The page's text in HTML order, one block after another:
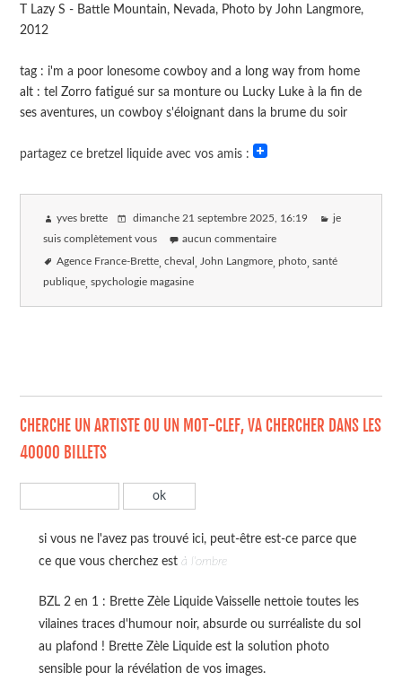
T Lazy S - Battle Mountain, Nevada, Photo by John Langmore,
2012
tag : i'm a poor lonesome cowboy and a long way from home
alt : tel Zorro fatigué sur sa monture ou Lucky Luke à la fin de
ses aventures, un cowboy s'éloignant dans la brume du soir
partagez ce bretzel liquide avec vos amis :
yves brette dimanche 21 septembre 2025, 16:19 je
suis complètement vous aucun commentaire
Agence France-Brette cheval John Langmore photo santé
publique spychologie magasine
CHERCHE UN ARTISTE OU UN MOT-CLEF, VA CHERCHER DANS LES
40000 BILLETS
si vous ne l'avez pas trouvé ici, peut-être est-ce parce que
ce que vous cherchez est à l'ombre
BZL 2 en 1 : Brette Zèle Liquide Vaisselle nettoie toutes les
vilaines traces d'humour noir, absurde ou surréaliste du sol
au plafond ! Brette Zèle Liquide est la solution photo
sensible pour la révélation de vos images.